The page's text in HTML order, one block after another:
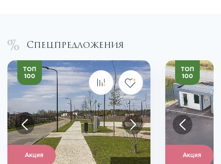
Спецпредложения
Акция Акция